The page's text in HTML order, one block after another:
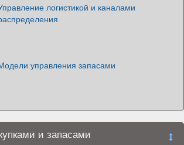
логистикой и каналами
управления запасами
и запасами